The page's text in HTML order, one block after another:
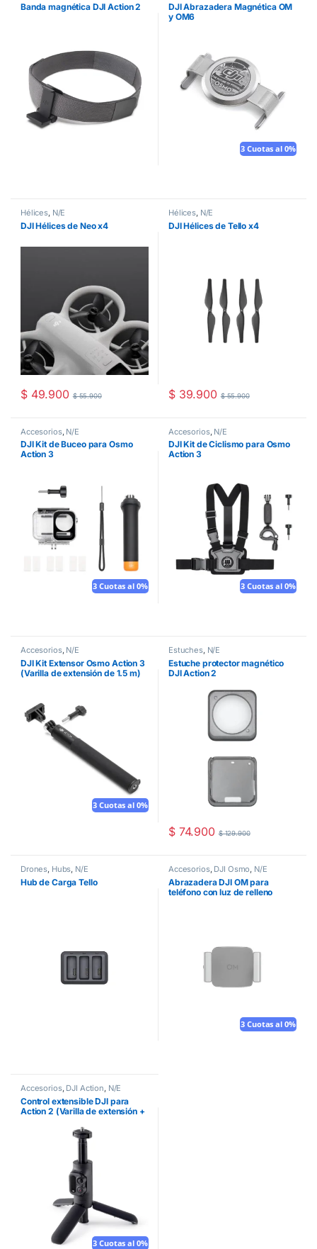
Banda magnética DJI Action 2
DJI Abrazadera Magnética OM
y OM6
3 Cuotas al 0%
Hélices, N/E
DJI Hélices de Neo x4
$49.900 $55.900
Hélices, N/E
DJI Hélices de Tello x4
$39.900 $55.900
Accesorios, N/E
DJI Kit de Buceo para Osmo
Action 3
3 Cuotas al 0%
Accesorios, N/E
DJI Kit de Ciclismo para Osmo
Action 3
3 Cuotas al 0%
Accesorios, N/E
DJI Kit Extensor Osmo Action 3
(Varilla de extensión de 1.5 m)
3 Cuotas al 0%
Estuches, N/E
Estuche protector magnético
DJI Action 2
$74.900 $129.900
Drones, Hubs, N/E
Hub de Carga Tello
Accesorios, DJI Osmo, N/E
Abrazadera DJI OM para
teléfono con luz de relleno
3 Cuotas al 0%
Accesorios, DJI Action, N/E
Control extensible DJI para
Action 2 (Varilla de extensión +
3 Cuotas al 0%